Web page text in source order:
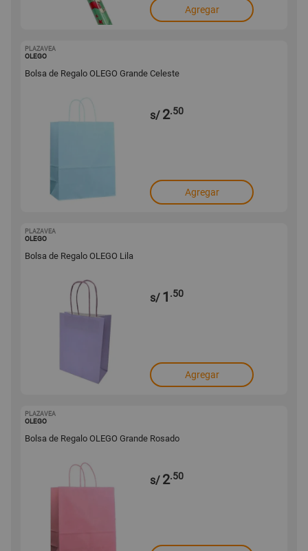
Agregar
PLAZAVEA
OLEGO
Bolsa de Regalo OLEGO Grande Celeste
s/ 2.50
Agregar
PLAZAVEA
OLEGO
Bolsa de Regalo OLEGO Lila
s/ 1 .50
Agregar
PLAZAVEA
OLEGO
Bolsa de Regalo OLEGO Grande Rosado
s/ 2.50